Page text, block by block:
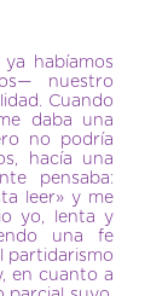
habíamos
nuestro
Cuando
daba una
no podría
hacía una
pensaba:
leer» y me
yo, lenta y
una fe
partidarismo
en cuanto a